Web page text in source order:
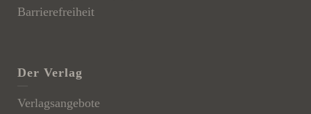
Barrierefreiheit
Der Verlag
Verlagsangebote